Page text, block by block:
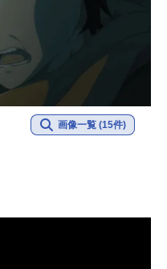
画像一覧 (15件)